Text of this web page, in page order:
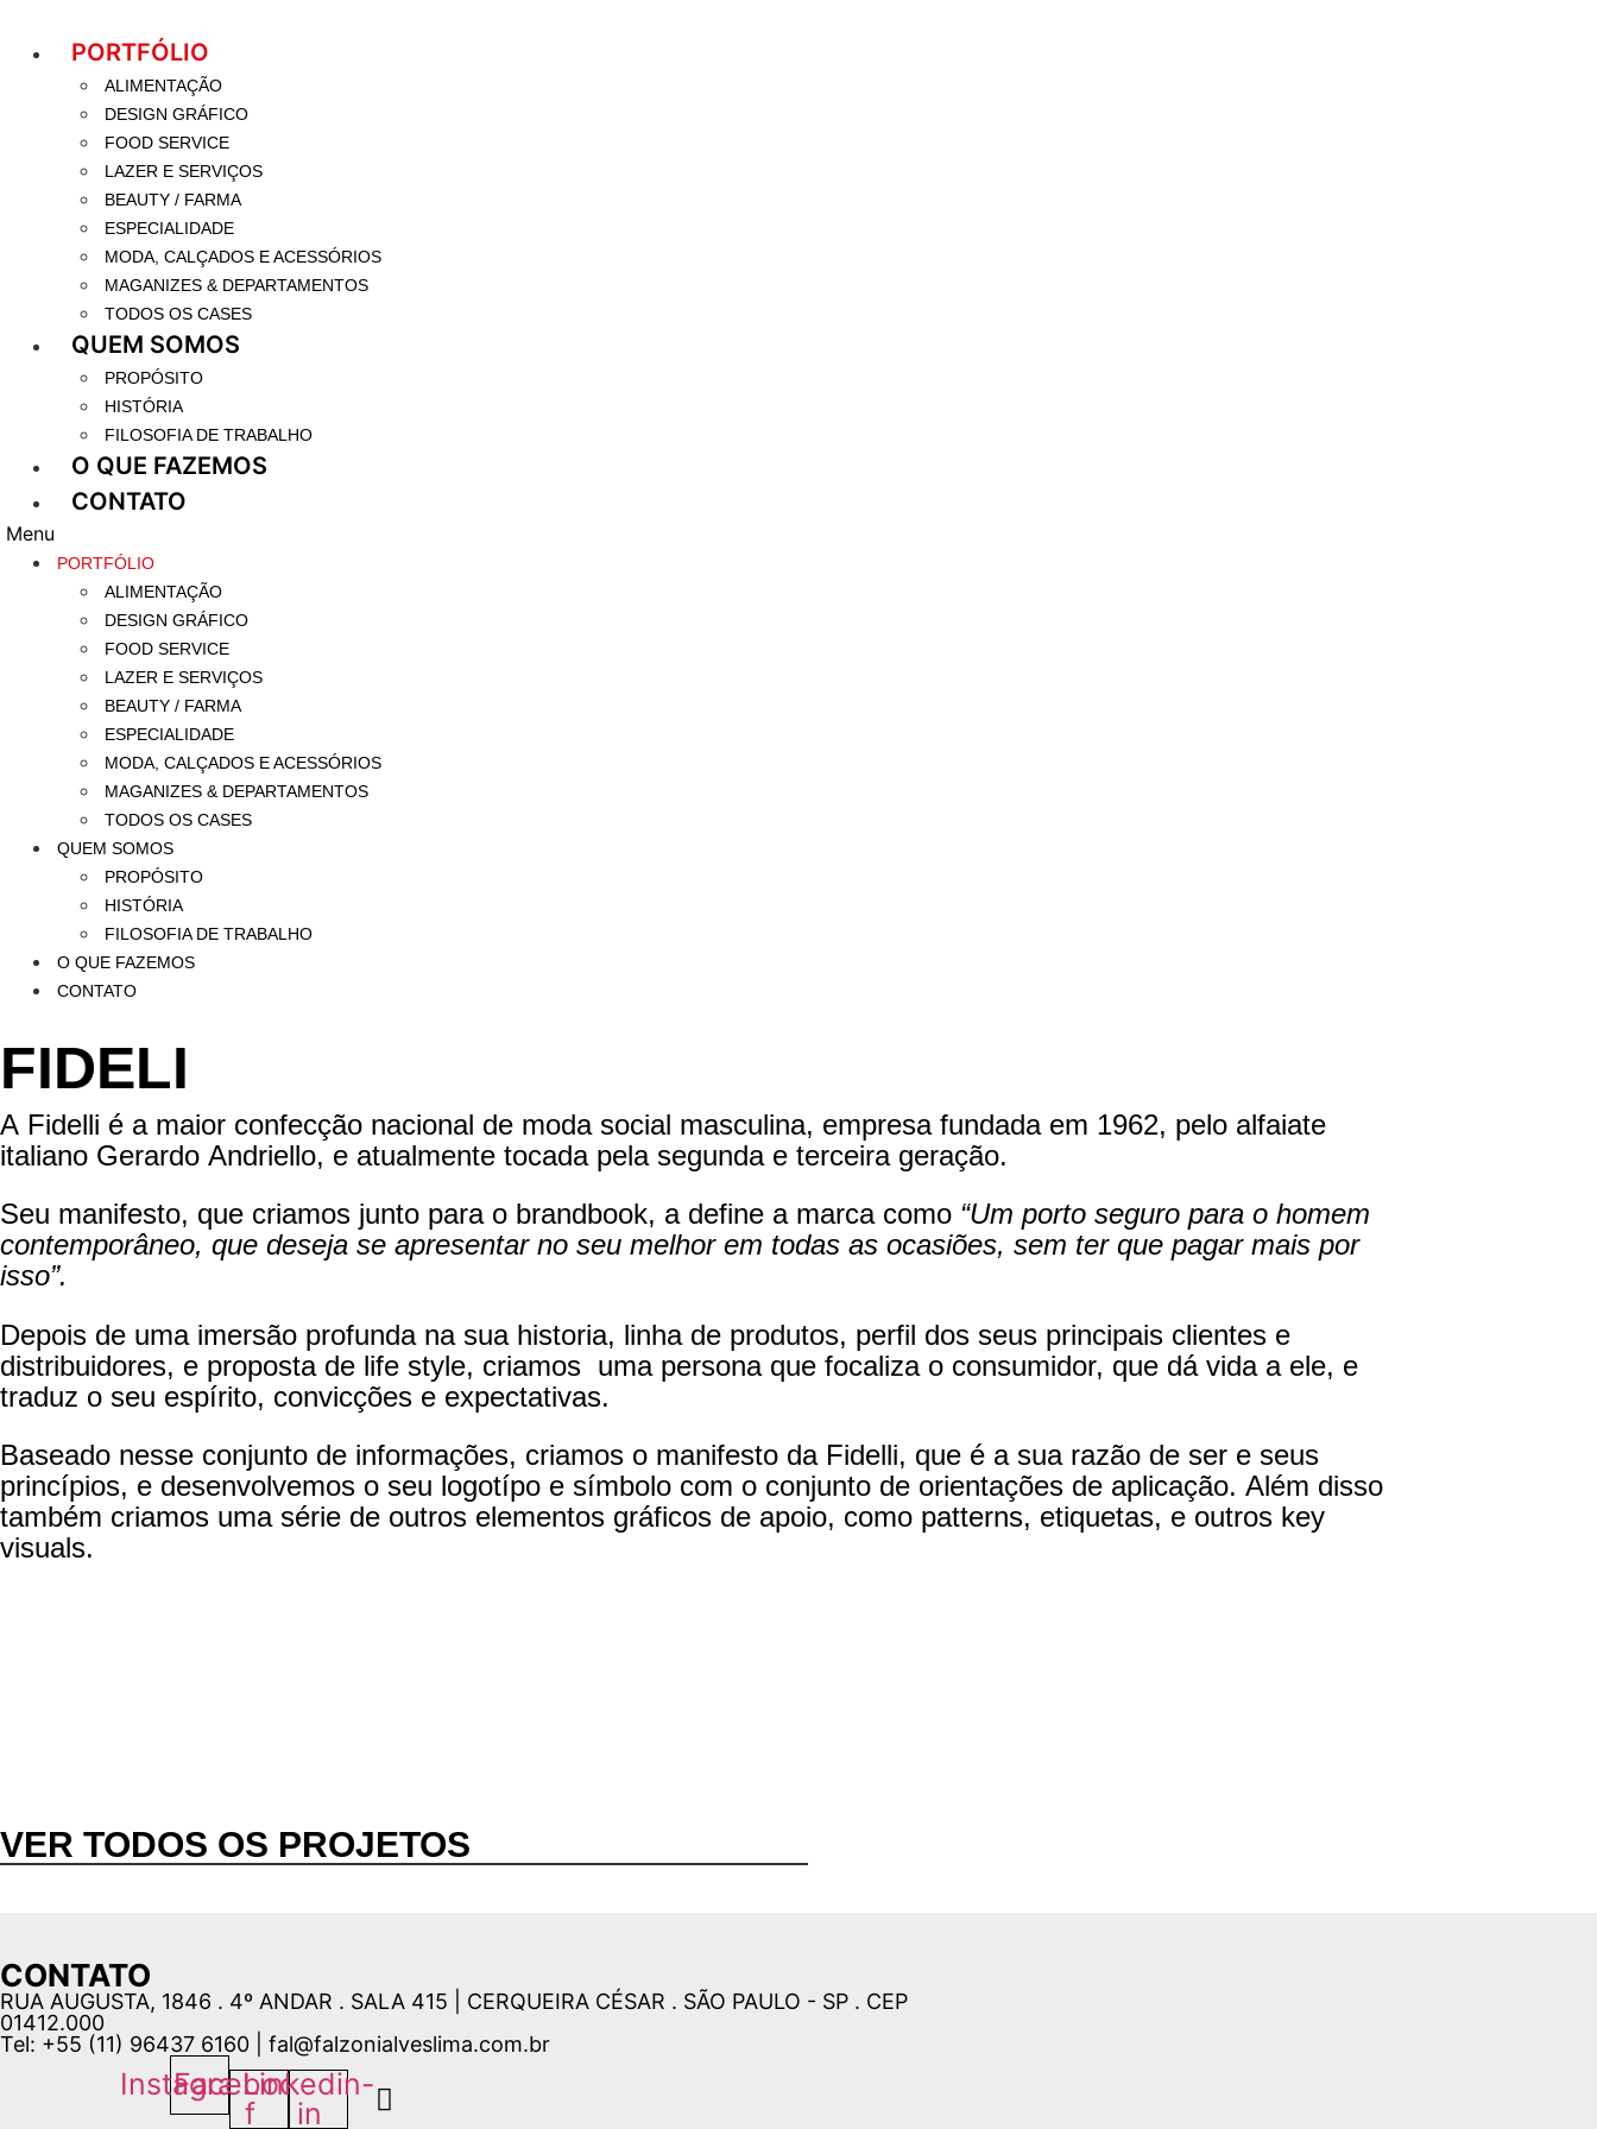
PORTFÓLIO
ALIMENTAÇÃO
DESIGN GRÁFICO
FOOD SERVICE
LAZER E SERVIÇOS
BEAUTY / FARMA
ESPECIALIDADE
MODA, CALÇADOS E ACESSÓRIOS
MAGANIZES & DEPARTAMENTOS
TODOS OS CASES
QUEM SOMOS
PROPÓSITO
HISTÓRIA
FILOSOFIA DE TRABALHO
O QUE FAZEMOS
CONTATO
Menu
PORTFÓLIO
ALIMENTAÇÃO
DESIGN GRÁFICO
FOOD SERVICE
LAZER E SERVIÇOS
BEAUTY / FARMA
ESPECIALIDADE
MODA, CALÇADOS E ACESSÓRIOS
MAGANIZES & DEPARTAMENTOS
TODOS OS CASES
QUEM SOMOS
PROPÓSITO
HISTÓRIA
FILOSOFIA DE TRABALHO
O QUE FAZEMOS
CONTATO
FIDELI
A Fidelli é a maior confecção nacional de moda social masculina, empresa fundada em 1962, pelo alfaiate
italiano Gerardo Andriello, e atualmente tocada pela segunda e terceira geração.
Seu manifesto, que criamos junto para o brandbook, a define a marca como “Um porto seguro para o homem
contemporâneo, que deseja se apresentar no seu melhor em todas as ocasiões, sem ter que pagar mais por
isso”.
Depois de uma imersão profunda na sua historia, linha de produtos, perfil dos seus principais clientes e
distribuidores, e proposta de life style, criamos uma persona que focaliza o consumidor, que dá vida a ele, e
traduz o seu espírito, convicções e expectativas.
Baseado nesse conjunto de informações, criamos o manifesto da Fidelli, que é a sua razão de ser e seus
princípios, e desenvolvemos o seu logotípo e símbolo com o conjunto de orientações de aplicação. Além disso
também criamos uma série de outros elementos gráficos de apoio, como patterns, etiquetas, e outros key
visuals.
VER TODOS OS PROJETOS
CONTATO
RUA AUGUSTA, 1846 . 4º ANDAR . SALA 415 | CERQUEIRA CÉSAR . SÃO PAULO - SP . CEP
01412.000
Tel: +55 (11) 96437 6160 | fal@falzonialveslima.com.br
Instagram
Facebook-
f
Linkedin-
in